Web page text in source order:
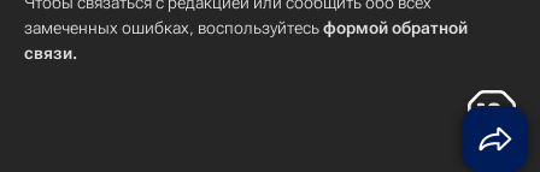
замеченных ошибках, воспользуйтесьформой обратной
связи.